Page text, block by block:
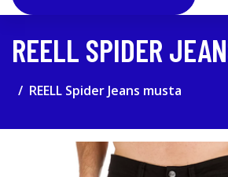
REELL SPIDER
REELL Spider Jeans musta